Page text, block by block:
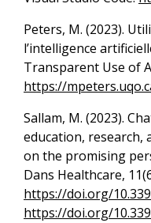
Peters, M. (2023).
l’intelligence
Transparent Use of
https://
Sallam, M. (2023).
education, research,
on the promising
Dans Healthcare,
https://doi.org/
https://doi.org/